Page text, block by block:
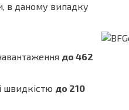
в даному випадку
до 462
швидкістю до 210